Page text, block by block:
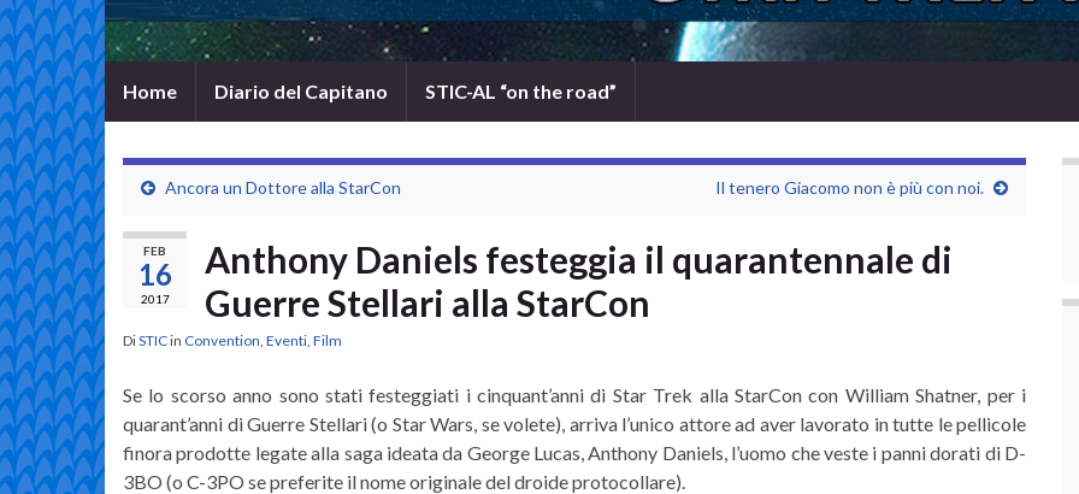
Home Diario del Capitano STIC-AL “on the road”
Ancora un Dottore alla StarCon Il tenero Giacomo non è più con noi.
FEB
16
2017
Anthony Daniels festeggia il quarantennale di
Guerre Stellari alla StarCon
DiSTICin Convention, Eventi, Film
Se lo scorso anno sono stati festeggiati i cinquant’anni di Star Trek alla StarCon con William Shatner, per i
quarant’anni di Guerre Stellari (o Star Wars, se volete), arriva l’unico attore ad aver lavorato in tutte le pellicole
finora prodotte legate alla saga ideata da George Lucas, Anthony Daniels, l’uomo che veste i panni dorati di D-
3BO (o C-3PO se preferite il nome originale del droide protocollare).